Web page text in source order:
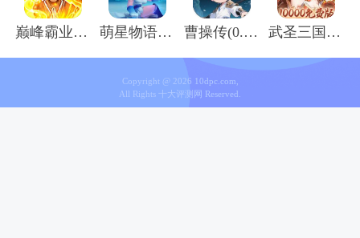
巅峰霸业(封神榜0.05折) 萌星物语(登录送5星英雄) 曹操传(0.1折送终身元宝卡) 武圣三国(0.1无限代金免费版)
Copyright @ 2026 10dpc.com,
All Rights 十大评测网 Reserved.